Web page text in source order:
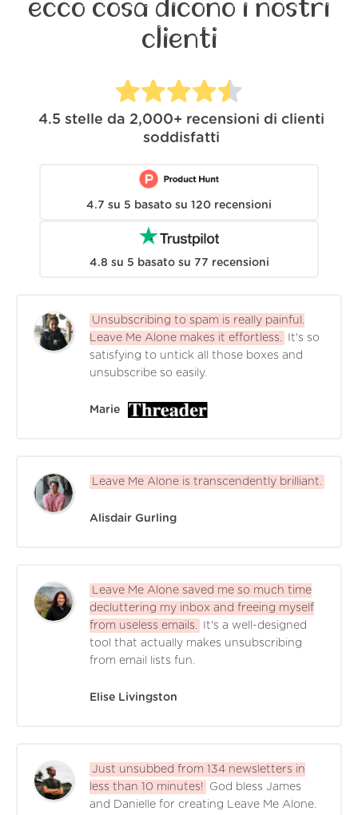
ecco cosa dicono i nostri
clienti
4.5 stelle da 2,000+ recensioni di clienti
soddisfatti
4.7 su 5 basato su 120 recensioni
4.8 su 5 basato su 77 recensioni
Unsubscribing to spam is really painful.
Leave Me Alone makes it effortless.
It's so
satisfying to untick all those boxes and
unsubscribe so easily.
Marie
Leave Me Alone is transcendently brilliant.
Alisdair Gurling
Leave Me Alone saved me so much time
decluttering my inbox and freeing myself
from useless emails.
It's a well-designed
tool that actually makes unsubscribing
from email lists fun.
Elise Livingston
Just unsubbed from 134 newsletters in
less than 10 minutes!
God bless James
and Danielle for creating Leave Me Alone.